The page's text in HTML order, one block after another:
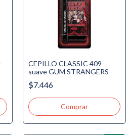
CEPILLO CLASSIC 409
suave GUM STRANGERS
$7.446